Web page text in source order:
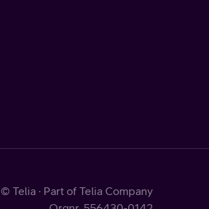
© Telia · Part of Telia Company